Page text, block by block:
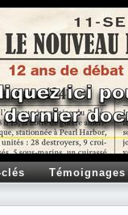
Témoignages